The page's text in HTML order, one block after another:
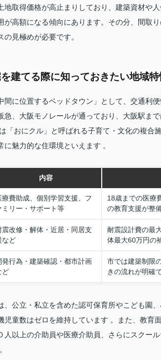
地取得価格が高止まりしており、建築資材や
が高額になる傾向にあります。その分、間取
見極めが必要です。
建てる際に知っておきたい地域
間に位置するベッドタウン」として、交通利
急、大阪モノレールが通っており、大阪駅ま
「おにクル」と呼ばれる子育て・文化の複合
魅力的な住環境といえます 。
内容
療費助成、個別学習支援、フ
ミリー・サポート等
18歳までの医療
の教育支援が整
震改修・解体・近居・同居支
など
耐震設計費の最
体最大60万円の
発行為・建築確認・都市計画
ど
市では建築制限
きの流れが明確
、公立・私立を含めた認可保育所やこども園
児童数はゼロを維持しています 。また、教育
人以上の介助員や医療介助員、さらにスクー